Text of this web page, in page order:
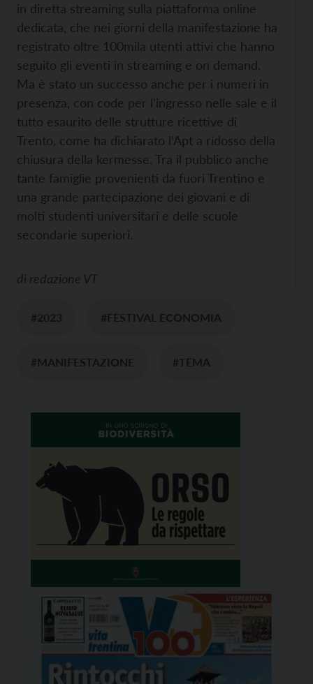
in diretta streaming sulla piattaforma online
dedicata, che nei giorni della manifestazione ha
registrato oltre 100mila utenti attivi che hanno
seguito gli eventi in streaming e on demand.
Ma è stato un successo anche per i numeri in
presenza, con code per l’ingresso nelle sale e il
tutto esaurito delle strutture ricettive di
Trento, come ha dichiarato l’Apt a ridosso della
chiusura della kermesse. Tra il pubblico anche
tante famiglie provenienti da fuori Trentino e
una grande partecipazione dei giovani e di
molti studenti universitari e delle scuole
secondarie superiori.
di redazione VT
#2023 #FESTIVAL ECONOMIA
#MANIFESTAZIONE #TEMA